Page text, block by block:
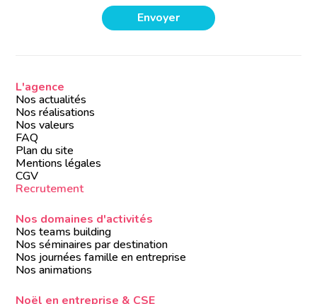
L'agence
Nos actualités
Nos réalisations
Nos valeurs
FAQ
Plan du site
Mentions légales
CGV
Recrutement
Nos domaines d'activités
Nos teams building
Nos séminaires par destination
Nos journées famille en entreprise
Nos animations
Noël en entreprise & CSE